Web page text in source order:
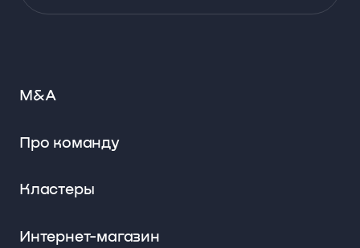
M&A
Про команду
Кластеры
Интернет-магазин